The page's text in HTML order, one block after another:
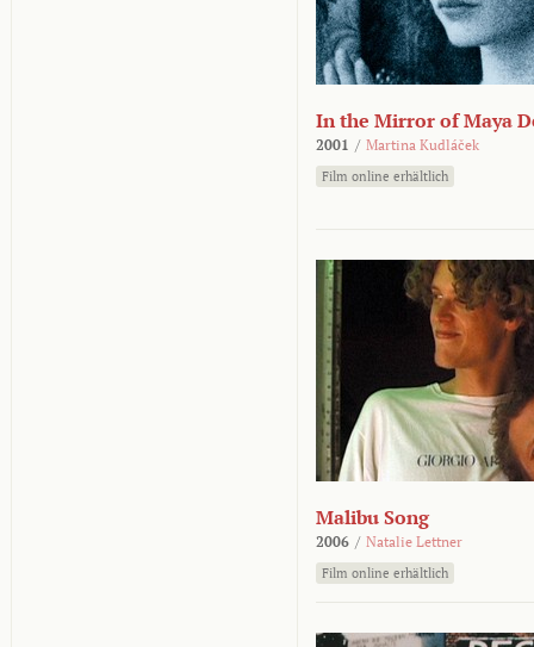
In the Mirror of Maya
2001 / Martina Kudláček
Film online erhältlich
Malibu Song
2006 / Natalie Lettner
Film online erhältlich